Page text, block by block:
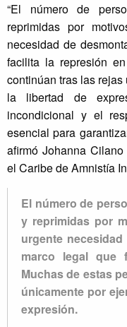
“El número de
reprimidas por
necesidad de
facilita la represión
continúan tras las
la libertad de
incondicional y el
esencial para
afirmó Johanna
el Caribe de Amnistía
El número de
y reprimidas por
urgente
marco legal que
Muchas de estas
únicamente por
expresión.